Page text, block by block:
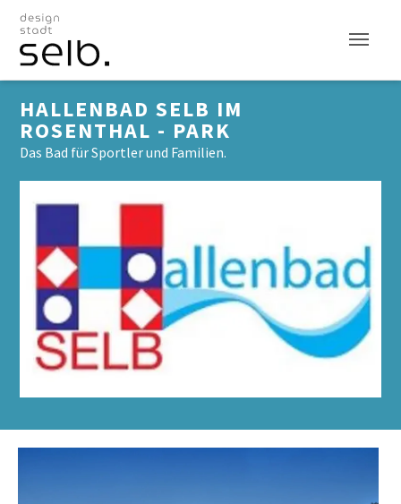
Zum Hauptinhalt
HALLENBAD SELB IM
ROSENTHAL - PARK
Das Bad für Sportler und Familien.